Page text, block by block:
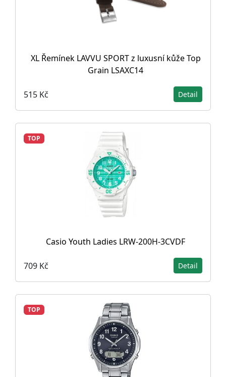
XL Řemínek LAVVU SPORT z luxusní kůže Top
Grain LSAXC14
515 Kč Detail
TOP
Casio Youth Ladies LRW-200H-3CVDF
709 Kč Detail
TOP